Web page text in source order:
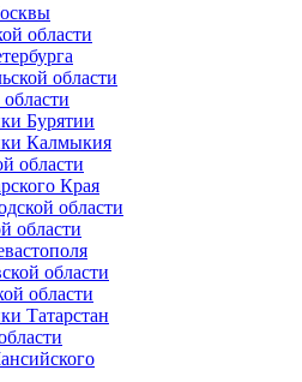
области
области
Бурятии
Калмыкия
области
Края
области
области
области
области
Татарстан